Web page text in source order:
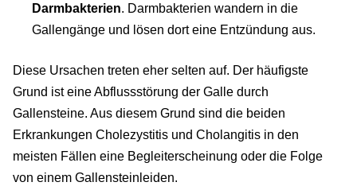
Darmbakterien. Darmbakterien wandern in die
Gallengänge und lösen dort eine Entzündung aus.
Diese Ursachen treten eher selten auf. Der häufigste
Grund ist eine Abflussstörung der Galle durch
Gallensteine. Aus diesem Grund sind die beiden
Erkrankungen Cholezystitis und Cholangitis in den
meisten Fällen eine Begleiterscheinung oder die Folge
von einem Gallensteinleiden.